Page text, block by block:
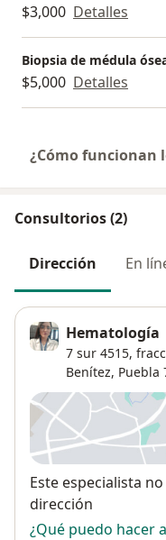
$3,000 Detalles
Biopsia de médula
$5,000 Detalles
¿Cómo funcionan
Consultorios (2)
Dirección En
Hematología
7 sur 4515,
Benítez, Puebla
Disponibilidad
Este especialista
dirección
¿Qué puedo hacer